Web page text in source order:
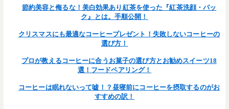
節約美容と侮るな！美白効果あり紅茶を使った『紅茶洗顔・パッ
ク』とは。手順公開！
クリスマスにも最適なコーヒープレゼント！失敗しないコーヒーの
選び方！
プロが教えるコーヒーに合うお菓子の選び方とお勧めスイーツ18
選！フードペアリング！
コーヒーは眠れないって嘘！？昼寝前にコーヒーを摂取するのがお
すすめの訳！